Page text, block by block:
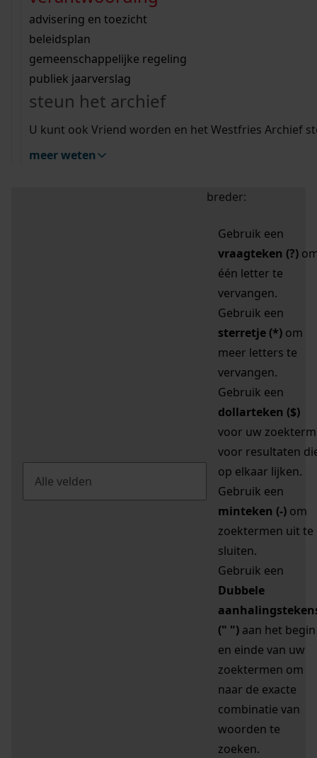
bouwvergunningen
omgevingsvergunningen
vergunningen
beeld en geluid
uitleg nodig?
Wij helpen u op weg met een aantal zoektips.
bekijk alle zoektips
Wij helpen u op weg met een aantal zoektips.
bekijk alle zoektips
bekijk ons geschiedenislokaal
advisering en toezicht
beleidsplan
gemeenschappelijke regeling
publiek jaarverslag
steun het archief
U kunt ook Vriend worden en het Westfries Archief
meer weten
zoektips
Mijn Studiezaal (inloggen)
uw zoekopdracht te
breder:
Gebruik een
vraagteken (?)
één letter te
vervangen.
Gebruik een
sterretje (*) om
meer letters te
vervangen.
Gebruik een
dollarteken ($)
voor uw zoekterm
voor resultaten
op elkaar lijken.
Gebruik een
minteken (-) om
zoektermen uit te
sluiten.
Gebruik een
Dubbele
(" ") aan het begin
en einde van uw
zoektermen om
naar de exacte
combinatie van
woorden te
zoeken.